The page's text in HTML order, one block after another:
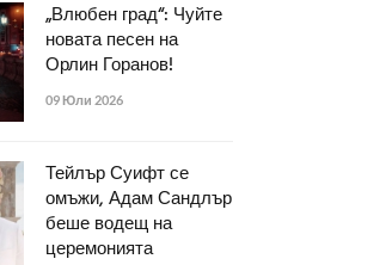
„Влюбен град“: Чуйте
новата песен на
Орлин Горанов!
09 Юли 2026
Тейлър Суифт се
омъжи, Адам Сандлър
беше водещ на
церемонията